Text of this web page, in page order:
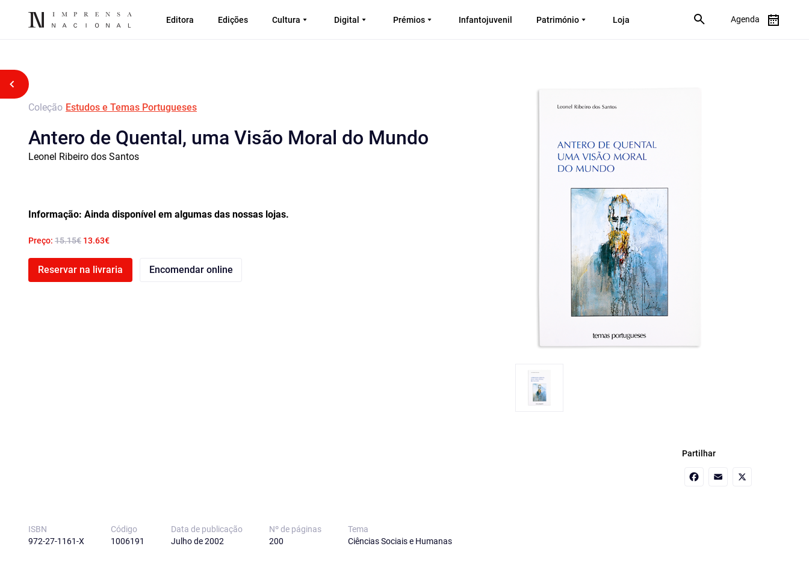
Editora Edições Cultura Digital Prémios Infantojuvenil Património Loja Agenda
Voltar atrás
Coleção Estudos e Temas Portugueses
Antero de Quental, uma Visão Moral do Mundo
Leonel Ribeiro dos Santos
Informação: Ainda disponível em algumas das nossas lojas.
Preço: 15.15€ 13.63€
Reservar na livraria Encomendar online
Partilhar
ISBN
972-27-1161-X
Código
1006191
Data de publicação
Julho de 2002
Nº de páginas
200
Tema
Ciências Sociais e Humanas